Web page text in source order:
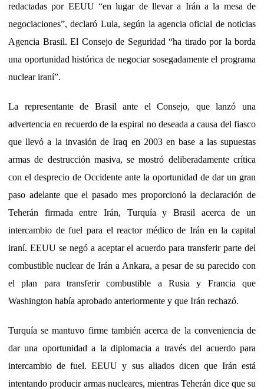
redactadas por EEUU “en lugar de llevar a Irán a la mesa de
negociaciones”, declaró Lula, según la agencia oficial de noticias
Agencia Brasil. El Consejo de Seguridad “ha tirado por la borda
una oportunidad histórica de negociar sosegadamente el programa
nuclear iraní”.
La representante de Brasil ante el Consejo, que lanzó una
advertencia en recuerdo de la espiral no deseada a causa del fiasco
que llevó a la invasión de Iraq en 2003 en base a las supuestas
armas de destrucción masiva, se mostró deliberadamente crítica
con el desprecio de Occidente ante la oportunidad de dar un gran
paso adelante que el pasado mes proporcionó la declaración de
Teherán firmada entre Irán, Turquía y Brasil acerca de un
intercambio de fuel para el reactor médico de Irán en la capital
iraní. EEUU se negó a aceptar el acuerdo para transferir parte del
combustible nuclear de Irán a Ankara, a pesar de su parecido con
el plan para transferir combustible a Rusia y Francia que
Washington había aprobado anteriormente y que Irán rechazó.
Turquía se mantuvo firme también acerca de la conveniencia de
dar una oportunidad a la diplomacia a través del acuerdo para
intercambio de fuel. EEUU y sus aliados dicen que Irán está
intentando producir armas nucleares, mientras Teherán dice que su